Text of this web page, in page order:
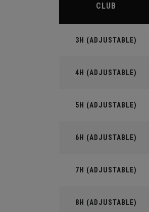
CLUB
3H (ADJUSTABLE)
4H (ADJUSTABLE)
5H (ADJUSTABLE)
6H (ADJUSTABLE)
7H (ADJUSTABLE)
8H (ADJUSTABLE)